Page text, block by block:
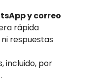
y correo
rápida
respuestas
incluido, por
.